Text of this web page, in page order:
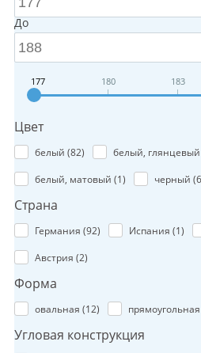
До
177 180 183
Цвет
белый (82) белый, глянцевый
белый, матовый (1) черный (6
Страна
Германия (92) Испания (1)
Австрия (2)
Форма
овальная (12)
Угловая конструкция